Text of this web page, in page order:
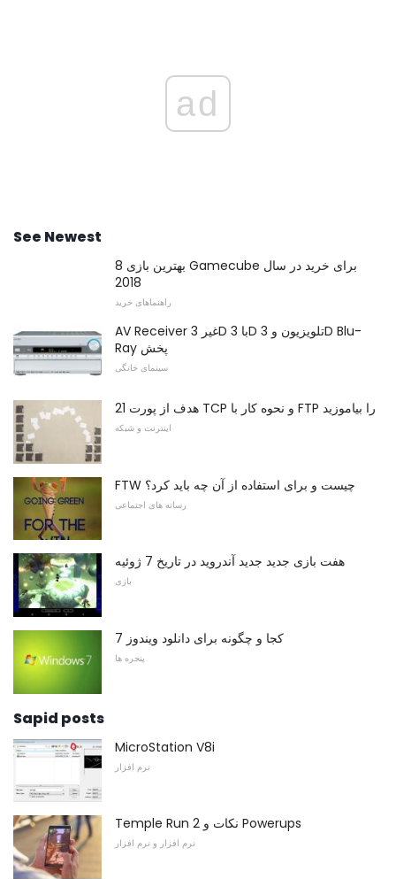
ad
See Newest
8 بهترین بازی Gamecube برای خرید در سال
2018
راهنماهای خرید
AV Receiver غیر 3D با 3D تلویزیون و 3D Blu-
Ray پخش
سینمای خانگی
هدف از پورت 21 TCP و نحوه کار با FTP را بیاموزید
اینترنت و شبکه
FTW چیست و برای استفاده از آن چه باید کرد؟
رسانه های اجتماعی
هفت بازی جدید جدید آندروید در تاریخ 7 ژوئیه
بازی
کجا و چگونه برای دانلود ویندوز 7
پنجره ها
Sapid posts
MicroStation V8i
نرم افزار
Temple Run 2 نکات و Powerups
نرم افزار و نرم افزار